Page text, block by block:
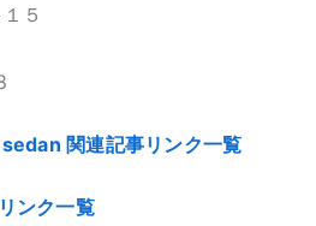
５
関連記事リンク一覧
ンク一覧